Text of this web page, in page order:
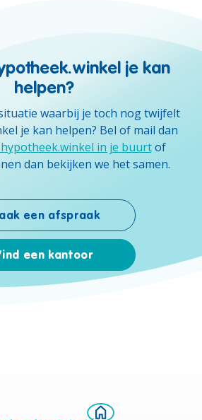
je kan
helpen?
waarbij je toch nog twijfelt
je kan helpen? Bel of mail dan
in je buurtof
dan bekijken we het samen.
een afspraak
een kantoor